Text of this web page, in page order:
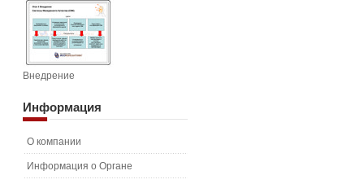
Внедрение
Информация
О компании
Информация о Органе